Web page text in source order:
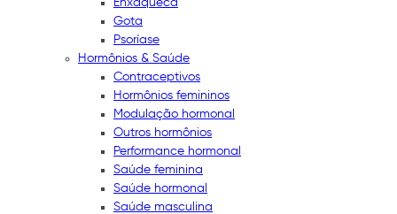
Enxaqueca
Gota
Psoríase
Hormônios & Saúde
Contraceptivos
Hormônios femininos
Modulação hormonal
Outros hormônios
Performance hormonal
Saúde feminina
Saúde hormonal
Saúde masculina